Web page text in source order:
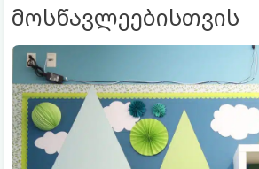
მოსწავლეებისთვის